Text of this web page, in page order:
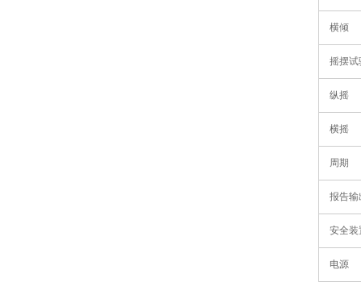
横倾
摇摆试
纵摇
横摇
周期
报告输
安全装
电源